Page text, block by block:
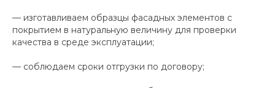
— изготавливаем образцы фасадных элементов с
покрытием в натуральную величину для проверки
качества в среде эксплуатации;
— соблюдаем сроки отгрузки по договору;